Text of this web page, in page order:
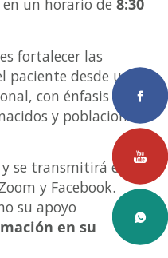
en un horario de 8:30
fortalecer las
desde una
con énfasis en la
y poblaciones
y se transmitirá en
y Facebook.
su apoyo
en su